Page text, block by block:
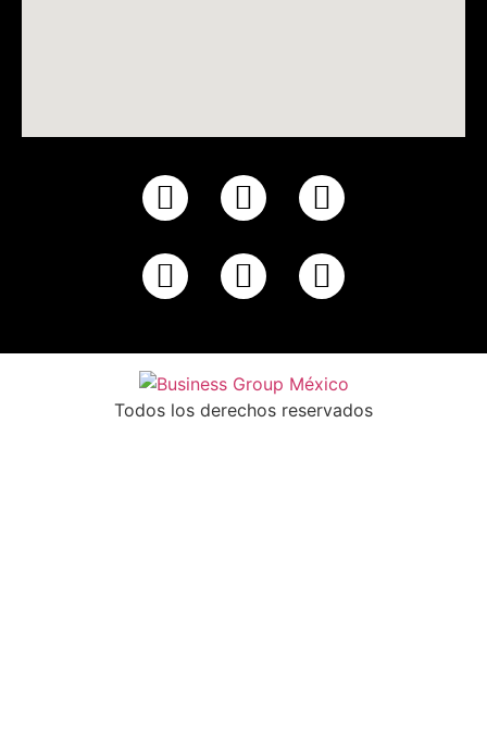
Todos los derechos reservados